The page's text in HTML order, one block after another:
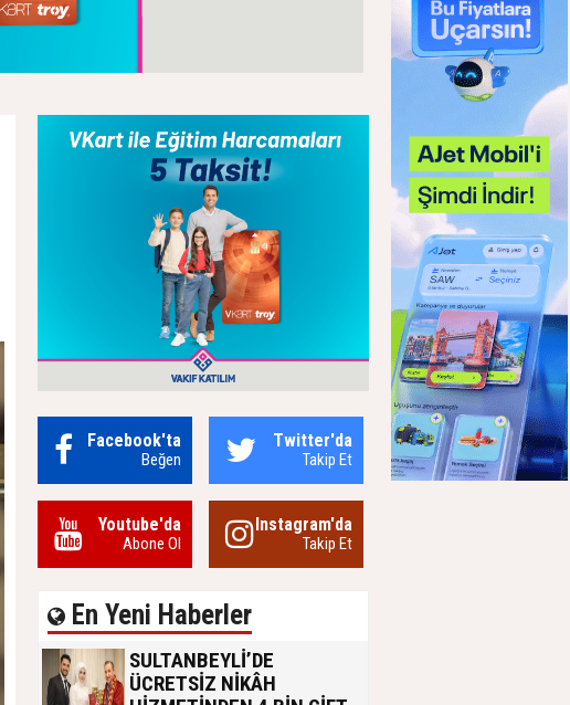
Facebook'ta
Beğen
Twitter'da
Takip Et
Youtube'da
Abone Ol
Instagram'da
Takip Et
En Yeni Haberler
SULTANBEYLİ’DE
ÜCRETSİZ NİKÂH